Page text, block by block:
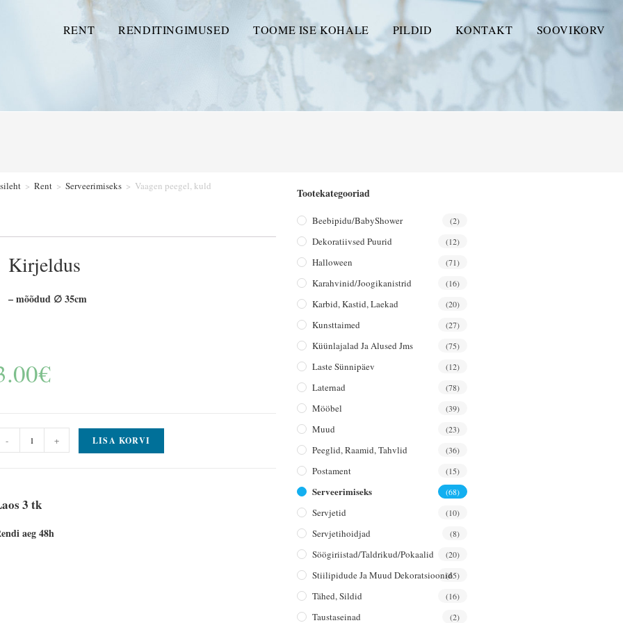
RENT RENDITINGIMUSED TOOME ISE KOHALE PILDID KONTAKT SOOVIKORV
> Rent > Serveerimiseks > Vaagen peegel, kuld
Kirjeldus
– mõõdud ∅ 35cm
€
- + LISA KORVI
3 tk
aeg 48h
Tootekategooriad
Beebipidu/BabyShower (2)
Dekoratiivsed Puurid (12)
Halloween (71)
Karahvinid/joogikanistrid (16)
Karbid, Kastid, Laekad (20)
Kunsttaimed (27)
Küünlajalad Ja Alused Jms (75)
Laste Sünnipäev (12)
Laternad (78)
Mööbel (39)
Muud (23)
Peeglid, Raamid, Tahvlid (36)
Postament (15)
Serveerimiseks (68)
Servjetid (10)
Servjetihoidjad (8)
Söögiriistad/taldrikud/pokaalid (20)
Stiilipidude Ja Muud Dekoratsioonid(65)
Tähed, Sildid (16)
Taustaseinad (2)